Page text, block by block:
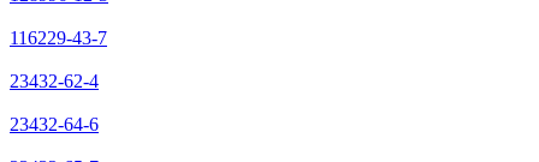
116229-43-7
23432-62-4
23432-64-6